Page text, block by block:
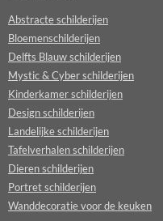
Abstracte schilderijen
Bloemenschilderijen
Delfts Blauw schilderijen
Mystic & Cyber schilderijen
Kinderkamer schilderijen
Design schilderijen
Landelijke schilderijen
Tafelverhalen schilderijen
Dieren schilderijen
Portret schilderijen
Wanddecoratie voor de keuken